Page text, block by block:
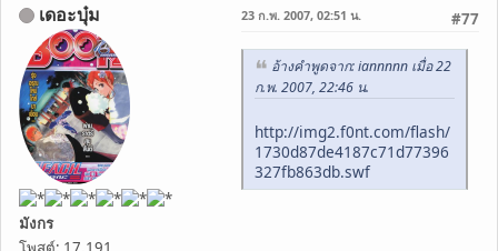
เดอะบุ๋ม
มังกร
#77
23 ก.พ. 2007, 02:51 น.
อ้างคำพูดจาก: iannnnn เมื่อ 22
ก.พ. 2007, 22:46 น.
http://img2.f0nt.com/flash/
1730d87de4187c71d77396
327fb863db.swf